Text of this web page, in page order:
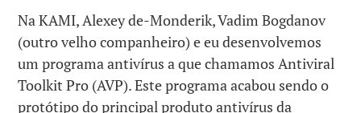
Na KAMI, Alexey de-Monderik, Vadim Bogdanov
(outro velho companheiro) e eu desenvolvemos
um programa antivírus a que chamamos Antiviral
Toolkit Pro (AVP). Este programa acabou sendo o
protótipo do principal produto antivírus da